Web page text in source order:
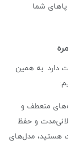
شما
دارد. به همین
منعطف و
و حفظ
هستید، مدل‌های